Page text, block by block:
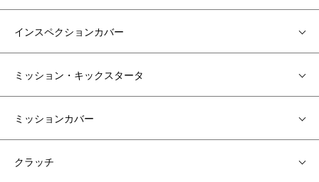
インスペクションカバー
ミッション・キックスタータ
ミッションカバー
クラッチ